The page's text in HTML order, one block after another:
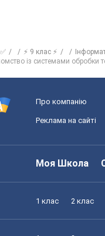
⚡ 9 клас ⚡
із системами обробки
Про компанію
Реклама на сайті
Моя Школа
1 клас 2 клас